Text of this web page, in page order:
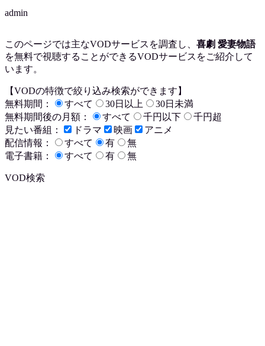
admin
このページでは主なVODサービスを調査し、 喜劇 愛妻物語
を無料で視聴することができるVODサービスをご紹介して
います。
【VODの特徴で絞り込み検索ができます】
無料期間：
すべて 30日以上
30日未満
無料期間後の月額：
すべて 千円以下
千円超
見たい番組：
ドラマ 映画
アニメ
配信情報：
すべて 有
無
電子書籍：
すべて 有 無
VOD検索